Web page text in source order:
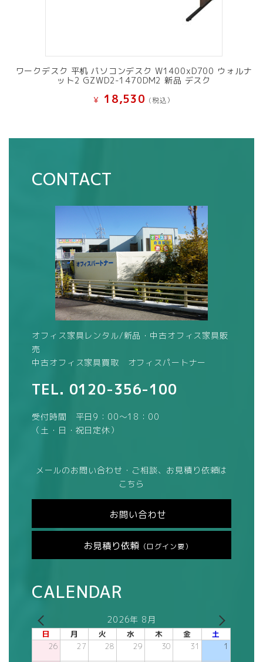
ワークデスク 平机 パソコンデスク W1400xD700 ウォルナ
ット2 GZWD2-1470DM2 新品 デスク
¥ 18,530 (税込）
CONTACT
オフィス家具レンタル/新品・中古オフィス家具販
売
中古オフィス家具買取 オフィスパートナー
TEL. 0120-356-100
受付時間 平日9：00～18：00
（土・日・祝日定休）
メールのお問い合わせ・ご相談、お見積り依頼は
こちら
お問い合わせ
お見積り依頼 （ログイン要）
CALENDAR
2026年 8月
日 月 火 水 木 金 土
26 27 28 29 30 31 1